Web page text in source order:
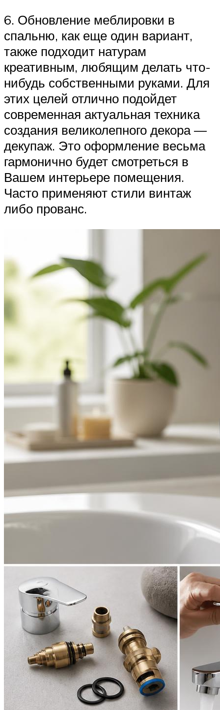
6. Обновление меблировки в
спальню, как еще один вариант,
также подходит натурам
креативным, любящим делать что-
нибудь собственными руками. Для
этих целей отлично подойдет
современная актуальная техника
создания великолепного декора —
декупаж. Это оформление весьма
гармонично будет смотреться в
Вашем интерьере помещения.
Часто применяют стили винтаж
либо прованс.